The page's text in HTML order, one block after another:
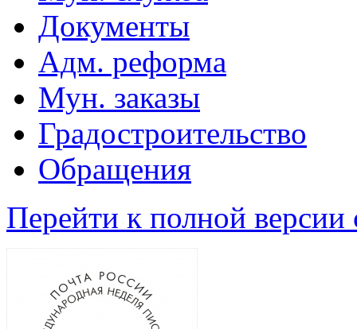
Документы
Адм. реформа
Мун. заказы
Градостроительство
Обращения
Перейти к полной версии